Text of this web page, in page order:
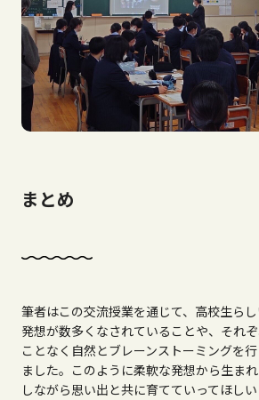
まとめ
筆者はこの交流授業を通じて、高校生ら
発想が数多くなされていることや、それ
ことなく自然とブレーンストーミングを
ました。このように柔軟な発想から生ま
しながら思い出と共に育てていってほしい